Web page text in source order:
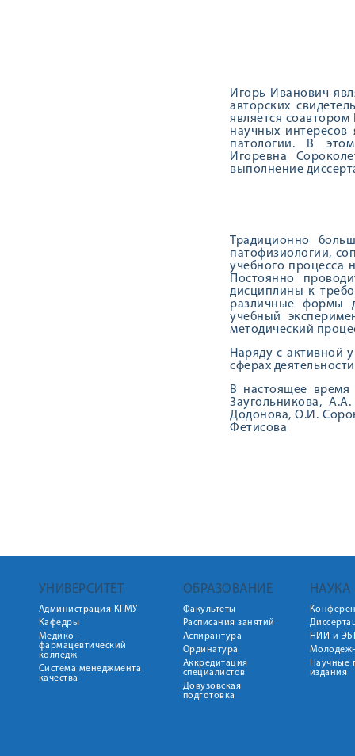
Игорь Иванович
авторских
является
научных
патологии. В
Игоревна
выполнение
Традиционно
патофизиологии,
учебного процесса
Постоянно
дисциплины к
различные формы
учебный
методический
Наряду с активной
сферах
В настоящее
Заугольникова,
Додонова, О.И.
Фетисова
УНИВЕРСИТЕТ
Администрация КГМУ
Кафедры
Медико-
фармацевтический
колледж
Система менеджмента
качества
ОБРАЗОВАНИЕ
Факультеты
Расписания занятий
Аспирантура
Ординатура
Аккредитация
специалистов
Довузовская
подготовка
НАУКА
НИИ и
Научные
издания